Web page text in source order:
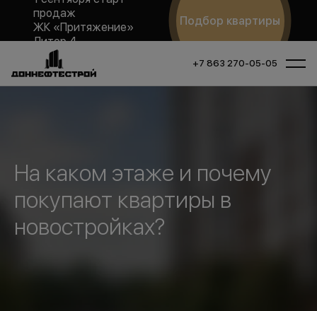
продаж
ЖК «Притяжение»
Литер 4
Подбор квартиры
+7 863 270-05-05
На каком этаже и почему
покупают квартиры в
новостройках?